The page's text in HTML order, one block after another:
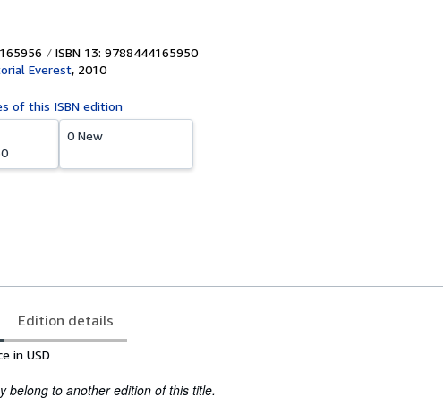
ISBN 13: 9788444165950
Everest, 2010
of this ISBN edition
0 New
Edition details
in USD
belong to another edition of this title.